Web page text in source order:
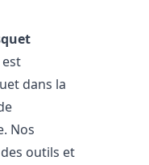
dans la
Nos
outils et